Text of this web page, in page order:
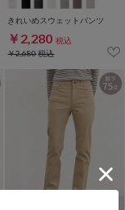
きれいめスウェットパンツ
￥2,280 税込
￥2,680税込